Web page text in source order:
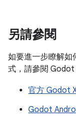
另請參閱
如要進一步瞭解如
式，請參閱 Godot
官方 Godot
Godot